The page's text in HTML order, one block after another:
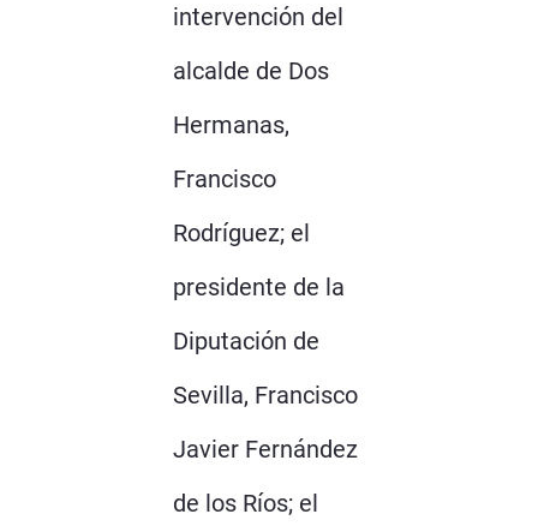
intervención del
alcalde de Dos
Hermanas,
Francisco
Rodríguez; el
presidente de la
Diputación de
Sevilla, Francisco
Javier Fernández
de los Ríos; el